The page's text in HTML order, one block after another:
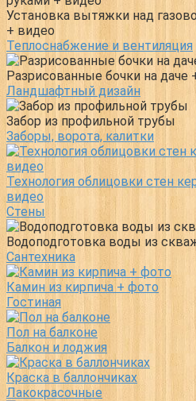
Установка вытяжки над
+ видео
Теплоснабжение и вентиляция
Разрисованные бочки на даче
Ландшафтный дизайн
Забор из профильной трубы
Заборы, ворота, калитки
Технология облицовки стен
видео
Стены
Водоподготовка воды из
Сантехника
Камин из кирпича + фото
Гостиная
Пол на балконе
Балкон и лоджия
Краска в баллончиках
Лакокрасочные